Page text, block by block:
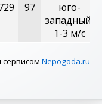
97
юго-
западный,
1-3 м/с
Nepogoda.ru